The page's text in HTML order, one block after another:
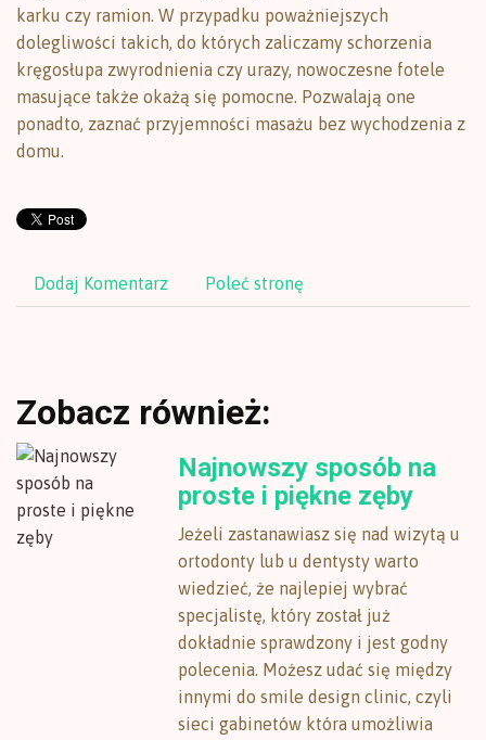
karku czy ramion. W przypadku poważniejszych
dolegliwości takich, do których zaliczamy schorzenia
kręgosłupa zwyrodnienia czy urazy, nowoczesne fotele
masujące także okażą się pomocne. Pozwalają one
ponadto, zaznać przyjemności masażu bez wychodzenia z
domu.
Dodaj Komentarz Poleć stronę
Zobacz również:
Najnowszy sposób na
proste i piękne zęby
Jeżeli zastanawiasz się nad wizytą u
ortodonty lub u dentysty warto
wiedzieć, że najlepiej wybrać
specjalistę, który został już
dokładnie sprawdzony i jest godny
polecenia. Możesz udać się między
innymi do smile design clinic, czyli
sieci gabinetów która umożliwia